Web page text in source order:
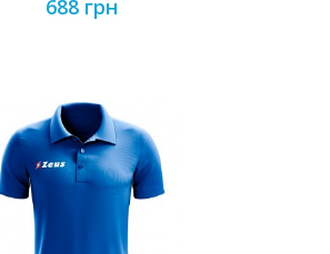
688 грн